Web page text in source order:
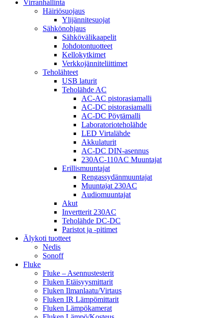
Virranhallinta
Häiriösuojaus
Ylijännitesuojat
Sähkönohjaus
Sähkövälikaapelit
Johdotontuotteet
Kellokytkimet
Verkkojänniteliittimet
Teholähteet
USB laturit
Teholähde AC
AC-AC pistorasiamalli
AC-DC pistorasiamalli
AC-DC Pöytämalli
Laboratorioteholähde
LED Virtalähde
Akkulaturit
AC-DC DIN-asennus
230AC-110AC Muuntajat
Erillismuuntajat
Rengassydänmuuntajat
Muuntajat 230AC
Audiomuuntajat
Akut
Invertterit 230AC
Teholähde DC-DC
Paristot ja -pitimet
Älykoti tuotteet
Nedis
Sonoff
Fluke
Fluke – Asennustesterit
Fluken Etäisyysmittarit
Fluken Ilmanlaatu/Virtaus
Fluken IR Lämpömittarit
Fluken Lämpökamerat